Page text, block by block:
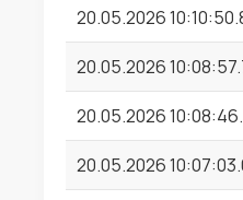
20.05.2026
20.05.2026
20.05.2026
20.05.2026